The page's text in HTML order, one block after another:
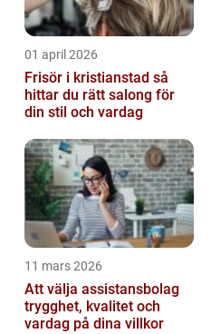
01 april 2026
Frisör i kristianstad så
hittar du rätt salong för
din stil och vardag
11 mars 2026
Att välja assistansbolag
trygghet, kvalitet och
vardag på dina villkor